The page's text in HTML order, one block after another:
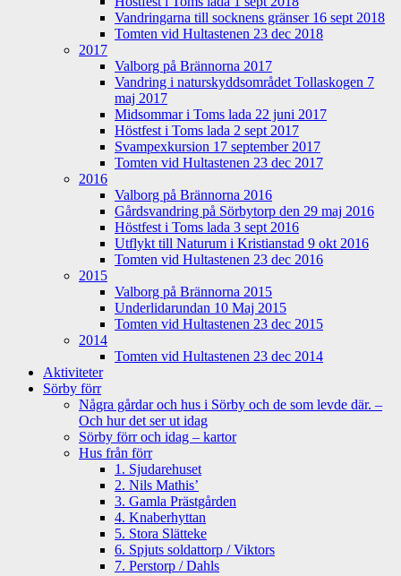
Vandringarna till socknens gränser 16 sept 2018
Tomten vid Hultastenen 23 dec 2018
2017
Valborg på Brännorna 2017
Vandring i naturskyddsområdet Tollaskogen 7
maj 2017
Midsommar i Toms lada 22 juni 2017
Höstfest i Toms lada 2 sept 2017
Svampexkursion 17 september 2017
Tomten vid Hultastenen 23 dec 2017
2016
Valborg på Brännorna 2016
Gårdsvandring på Sörbytorp den 29 maj 2016
Höstfest i Toms lada 3 sept 2016
Utflykt till Naturum i Kristianstad 9 okt 2016
Tomten vid Hultastenen 23 dec 2016
2015
Valborg på Brännorna 2015
Underlidarundan 10 Maj 2015
Tomten vid Hultastenen 23 dec 2015
2014
Tomten vid Hultastenen 23 dec 2014
Aktiviteter
Sörby förr
Några gårdar och hus i Sörby och de som levde där. –
Och hur det ser ut idag
Sörby förr och idag – kartor
Hus från förr
1. Sjudarehuset
2. Nils Mathis’
3. Gamla Prästgården
4. Knaberhyttan
5. Stora Slätteke
6. Spjuts soldattorp / Viktors
7. Perstorp / Dahls